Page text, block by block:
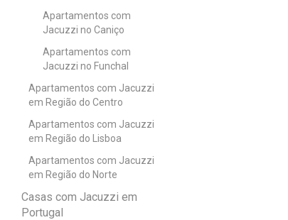
Apartamentos com
Jacuzzi no Caniço
Apartamentos com
Jacuzzi no Funchal
Apartamentos com Jacuzzi
em Região do Centro
Apartamentos com Jacuzzi
em Região do Lisboa
Apartamentos com Jacuzzi
em Região do Norte
Casas com Jacuzzi em
Portugal